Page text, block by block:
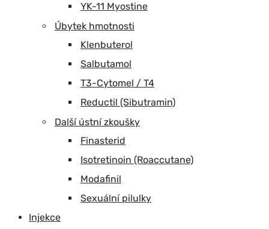
YK-11 Myostine
Úbytek hmotnosti
Klenbuterol
Salbutamol
T3-Cytomel / T4
Reductil (Sibutramin)
Další ústní zkoušky
Finasterid
Isotretinoin (Roaccutane)
Modafinil
Sexuální pilulky
Injekce